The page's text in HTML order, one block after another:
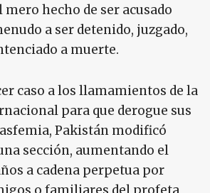
hecho de ser acusado
a ser detenido, juzgado,
a muerte.
caso a los llamamientos de la
para que derogue sus
Pakistán modificó
sección, aumentando el
a cadena perpetua por